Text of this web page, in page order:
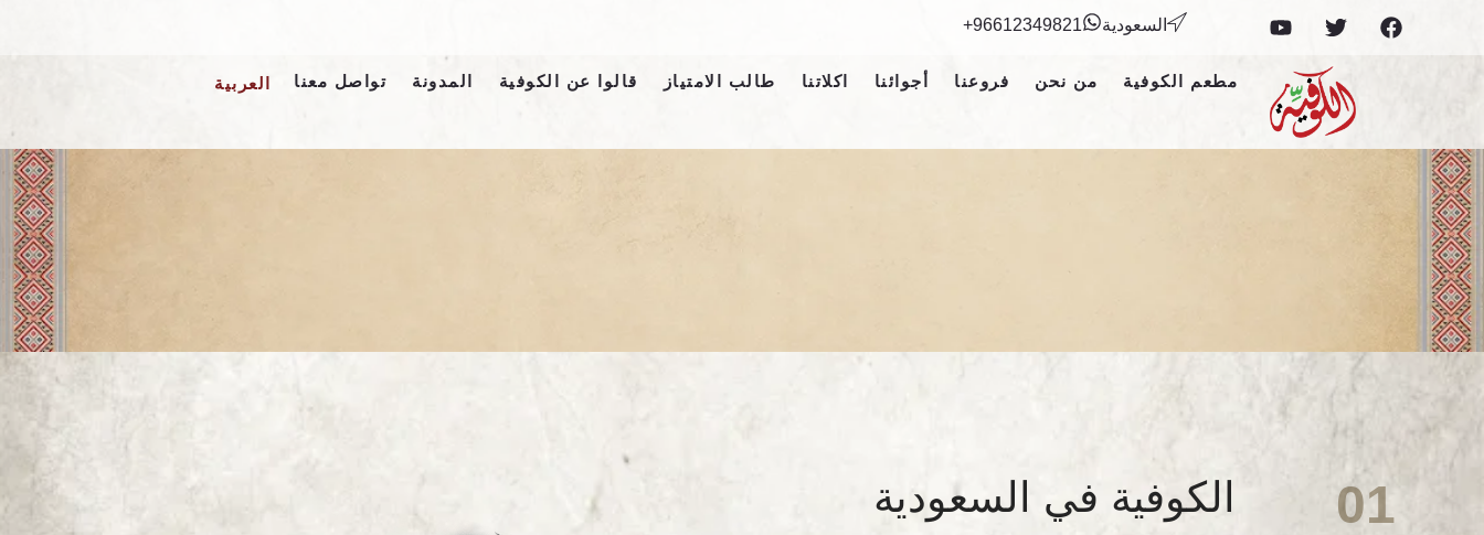
السعودية 96612349821+
مطعم الكوفية من نحن فروعنا أجوائنا اكلاتنا طالب الامتياز قالوا عن الكوفية المدونة تواصل معنا العربية
English
01 الكوفية في السعودية